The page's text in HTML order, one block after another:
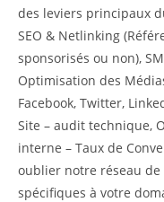
des leviers principaux
SEO & Netlinking
sponsorisés ou non),
Optimisation des
Facebook, Twitter,
Site – audit technique,
interne – Taux de
oublier notre réseau
spécifiques à votre